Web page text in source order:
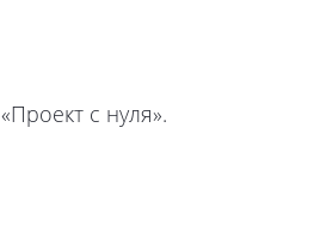
с нуля».